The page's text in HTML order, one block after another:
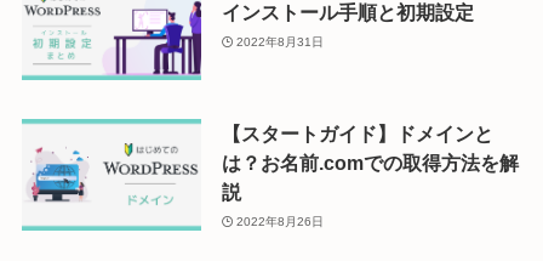
インストール手順と初期設定
2022年8月31日
【スタートガイド】ドメインと
は？お名前.comでの取得方法を解
説
2022年8月26日